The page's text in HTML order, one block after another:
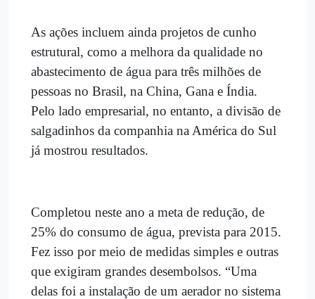
As ações incluem ainda projetos de cunho
estrutural, como a melhora da qualidade no
abastecimento de água para três milhões de
pessoas no Brasil, na China, Gana e Índia.
Pelo lado empresarial, no entanto, a divisão de
salgadinhos da companhia na América do Sul
já mostrou resultados.
Completou neste ano a meta de redução, de
25% do consumo de água, prevista para 2015.
Fez isso por meio de medidas simples e outras
que exigiram grandes desembolsos. “Uma
delas foi a instalação de um aerador no sistema